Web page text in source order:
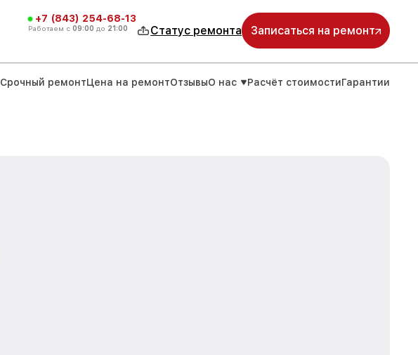
+7 (843) 254-68-13
Работаем с 09:00 до 21:00 Статус ремонта Записаться на ремонт
Срочный ремонтЦена на ремонтОтзывыО нас Расчёт стоимостиГарантии